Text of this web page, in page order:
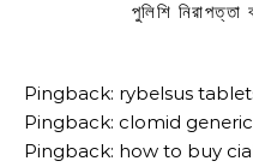
পুলিশি নিরাপত্তা
Pingback: rybelsus
Pingback: clomid generic
Pingback: how to buy